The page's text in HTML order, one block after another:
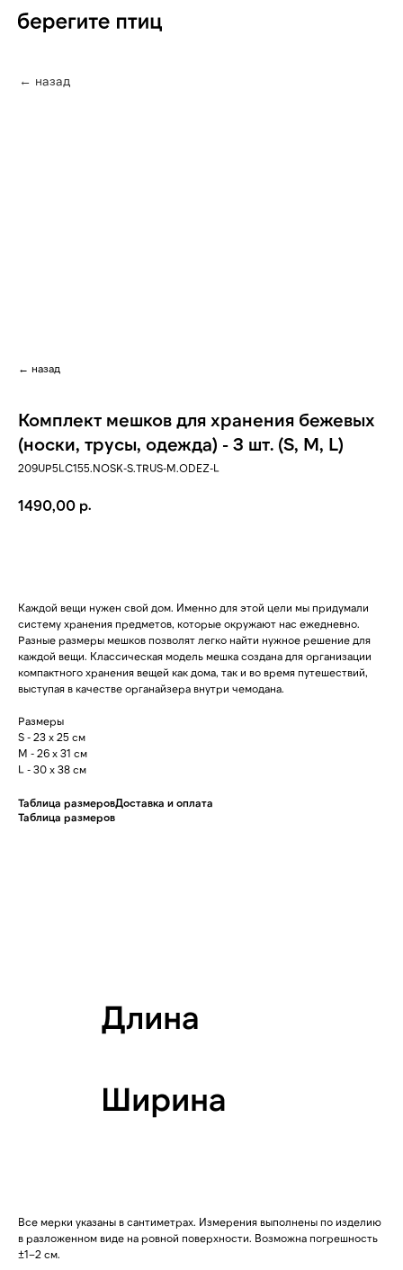
← назад
← назад
Комплект мешков для хранения бежевых
(носки, трусы, одежда) - 3 шт. (S, M, L)
209UP5LC155.NOSK-S.TRUS-M.ODEZ-L
1490,00 р.
Каждой вещи нужен свой дом. Именно для этой цели мы придумали
систему хранения предметов, которые окружают нас ежедневно.
Разные размеры мешков позволят легко найти нужное решение для
каждой вещи. Классическая модель мешка создана для организации
компактного хранения вещей как дома, так и во время путешествий,
выступая в качестве органайзера внутри чемодана.
Размеры
S - 23 x 25 см
M - 26 x 31 см
L - 30 x 38 см
Таблица размеровДоставка и оплата
Таблица размеров
Все мерки указаны в сантиметрах. Измерения выполнены по изделию
в разложенном виде на ровной поверхности. Возможна погрешность
±1–2 см.